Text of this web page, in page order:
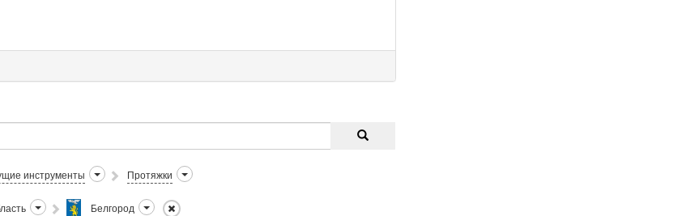
инструменты Протяжки
Белгород